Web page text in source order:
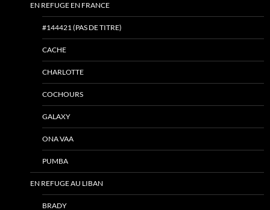
EN REFUGE EN FRANCE
#144421 (PAS DE TITRE)
CACHE
CHARLOTTE
COCHOURS
GALAXY
ONA VAA
PUMBA
EN REFUGE AU LIBAN
BRADY